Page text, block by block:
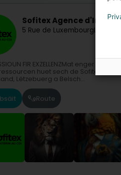
Sofitex Agence
5 Rue de LuxembourgL-4220
FIR EXZELLENZMat enger
huet sech de Sofitex-
Lëtzebuerg a Belsch...
Route